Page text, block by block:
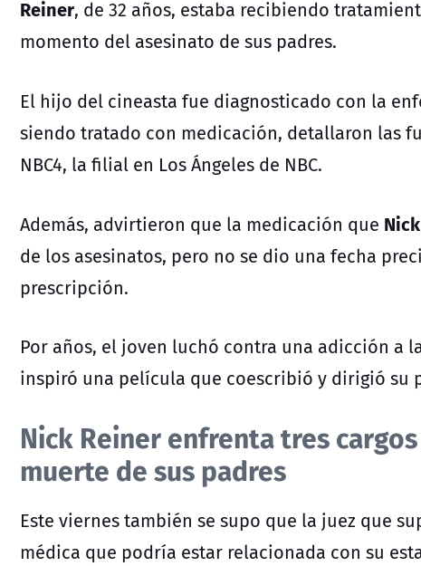
Reiner, de 32 años, estaba recibiendo
momento del asesinato de sus padres.
El hijo del cineasta fue diagnosticado con la
siendo tratado con medicación, detallaron las
NBC4, la filial en Los Ángeles de NBC.
Además, advirtieron que la medicación que
de los asesinatos, pero no se dio una fecha
prescripción.
Por años, el joven luchó contra una adicción a
inspiró una película que coescribió y dirigió su
Nick Reiner enfrenta tres
muerte de sus padres
Este viernes también se supo que la juez que
médica que podría estar relacionada con su